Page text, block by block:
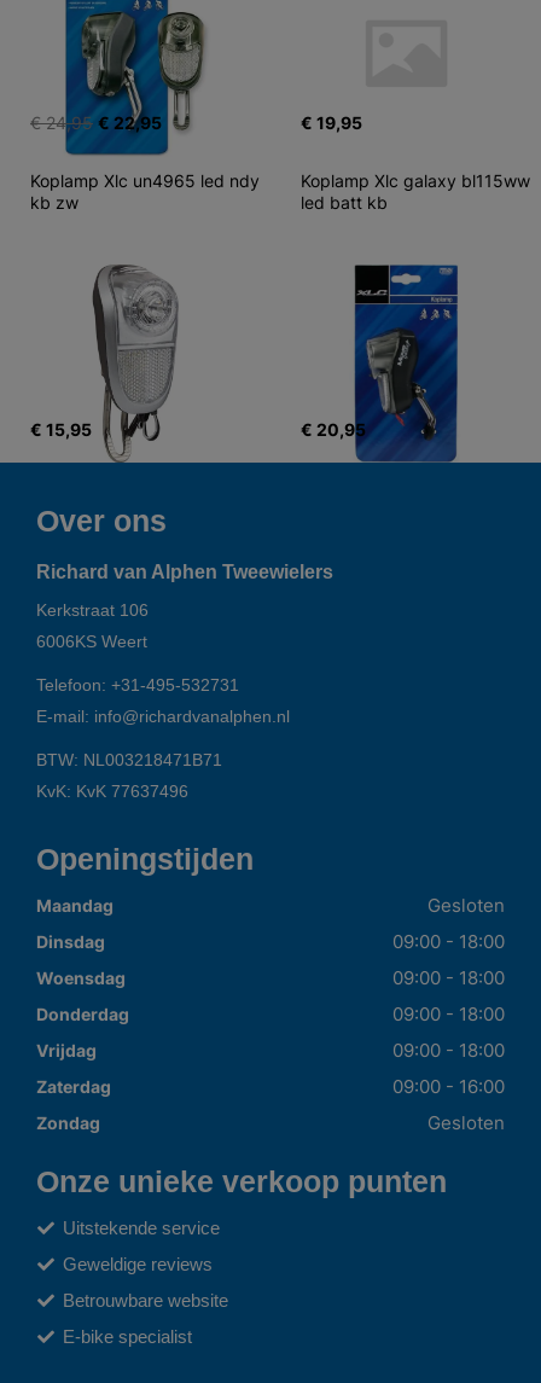
€ 24,95 € 22,95 € 19,95
Koplamp Xlc un4965 led ndy
kb zw
€ 15,95
Koplamp Xlc galaxy bl115ww
led batt kb
€ 20,95
Over ons
Richard van Alphen Tweewielers
Kerkstraat 106
6006KS Weert
Telefoon: +31-495-532731
E-mail: info@richardvanalphen.nl
BTW: NL003218471B71
KvK: KvK 77637496
Openingstijden
Maandag Gesloten
Dinsdag 09:00 - 18:00
Woensdag 09:00 - 18:00
Donderdag 09:00 - 18:00
Vrijdag 09:00 - 18:00
Zaterdag 09:00 - 16:00
Zondag Gesloten
Onze unieke verkoop punten
Uitstekende service
Geweldige reviews
Betrouwbare website
E-bike specialist